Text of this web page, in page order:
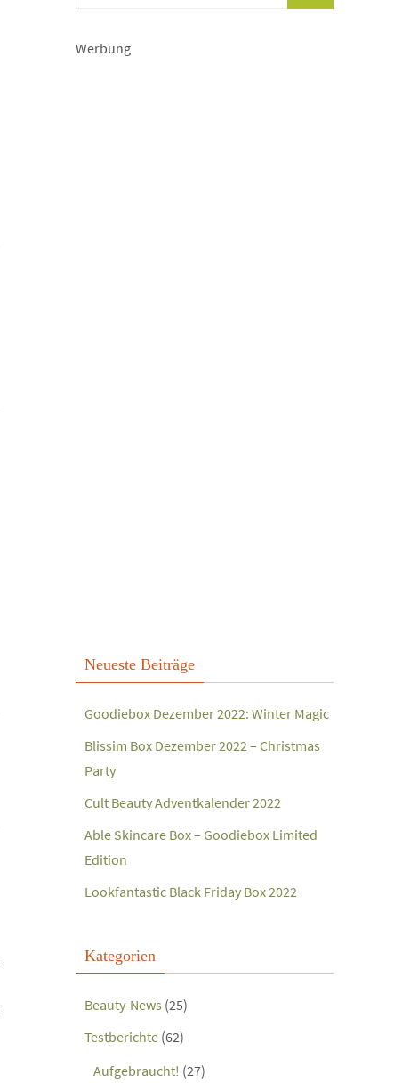
Werbung
Neueste Beiträge
Goodiebox Dezember 2022: Winter Magic
Blissim Box Dezember 2022 – Christmas
Party
Cult Beauty Adventkalender 2022
Able Skincare Box – Goodiebox Limited
Edition
Lookfantastic Black Friday Box 2022
Kategorien
Beauty-News (25)
Testberichte (62)
Aufgebraucht! (27)